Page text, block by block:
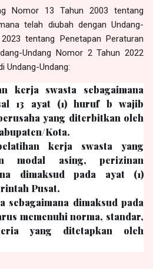
Nomor 13 Tahun 2003 tentang
telah diubah dengan Undang-
tentang Penetapan Peraturan
Undang Nomor 2 Tahun 2022
Undang-Undang:
kerja swasta sebagaimana
13 ayat (1) huruf b wajib
yang diterbitkan oleh
Kota.
kerja swasta yang
modal asing, perizinan
dimaksud pada ayat (1)
Pusat.
sebagaimana dimaksud pada
memenuhi norma, standar,
yang ditetapkan oleh